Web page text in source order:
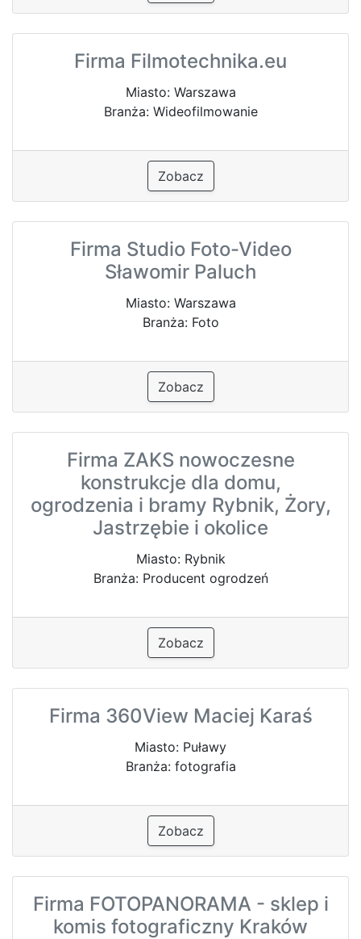
Firma Filmotechnika.eu
Miasto: Warszawa
Branża: Wideofilmowanie
Zobacz
Firma Studio Foto-Video
Sławomir Paluch
Miasto: Warszawa
Branża: Foto
Zobacz
Firma ZAKS nowoczesne
konstrukcje dla domu,
ogrodzenia i bramy Rybnik, Żory,
Jastrzębie i okolice
Miasto: Rybnik
Branża: Producent ogrodzeń
Zobacz
Firma 360View Maciej Karaś
Miasto: Puławy
Branża: fotografia
Zobacz
Firma FOTOPANORAMA - sklep i
komis fotograficzny Kraków